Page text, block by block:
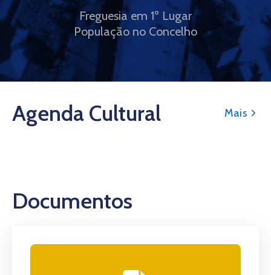
Freguesia em 1º Lugar
População no Concelho
Agenda Cultural Mais
Documentos